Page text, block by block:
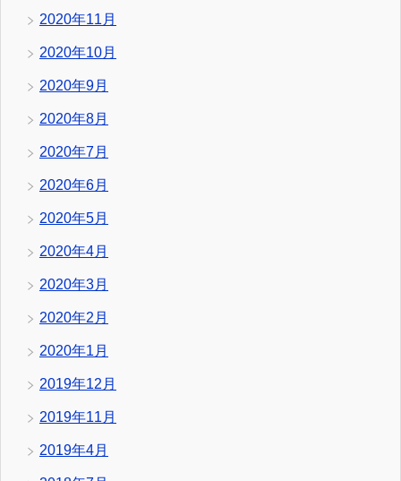
2020年11月
2020年10月
2020年9月
2020年8月
2020年7月
2020年6月
2020年5月
2020年4月
2020年3月
2020年2月
2020年1月
2019年12月
2019年11月
2019年4月